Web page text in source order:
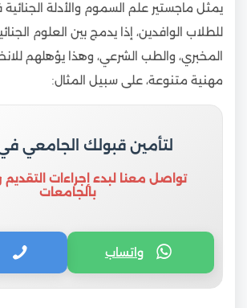
يمثل ماجستير علم السموم والأدلة الجنائية
للطلاب الوافدين، إذا يدمج بين العلوم
المخبري، والطب الشرعي، وهذا يؤهلهم
مهنية متنوعة، على سبيل المثال:
لتأمين قبولك الجامعي
تواصل معنا لبدء إجراءات
بالجامعات
واتساب